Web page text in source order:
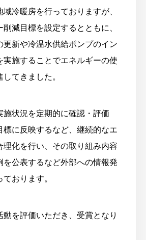
冷暖房を行っておりますが、
減目標を設定するとともに、
更新や冷温水供給ポンプのイン
実施することでエネルギーの使
てきました。
施状況を定期的に確認・評価
標に反映するなど、継続的なエ
理化を行い、その取り組み内容
を公表するなど外部への情報発
おります。
を評価いただき、受賞となり